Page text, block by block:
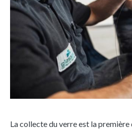
La collecte du verre est la